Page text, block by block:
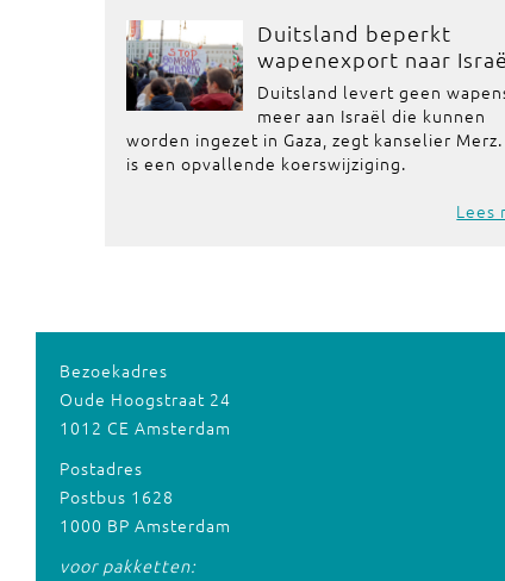
Duitsland beperkt
wapenexport naar
Duitsland levert geen
meer aan Israël die kunnen
worden ingezet in Gaza, zegt kanselier
is een opvallende koerswijziging.
Lees
Bezoekadres
Oude Hoogstraat 24
1012 CE Amsterdam
Postadres
Postbus 1628
1000 BP Amsterdam
voor pakketten: